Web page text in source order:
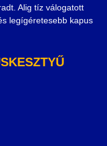
Alig tíz válogatott
legígéretesebb kapus